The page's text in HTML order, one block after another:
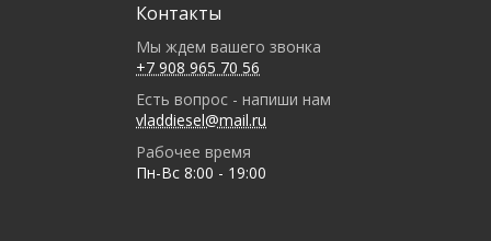
Контакты
Мы ждем вашего звонка
+7 908 965 70 56
Есть вопрос - напиши нам
vladdiesel@mail.ru
Рабочее время
Пн-Вс 8:00 - 19:00